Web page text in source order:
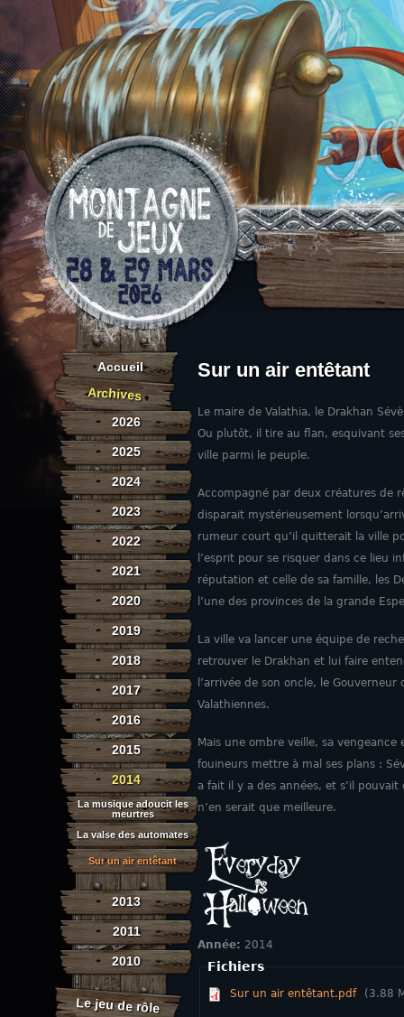
Aller au contenu
Sur un air entêtant
Le maire de Valathia, le Drakhan
Ou plutôt, il tire au flan, esquivant
ville parmi le peuple.
Accompagné par deux créatures de
disparait mystérieusement
rumeur court qu’il quitterait la ville
l’esprit pour se risquer dans ce lieu
réputation et celle de sa famille, les
l’une des provinces de la grande
La ville va lancer une équipe de
retrouver le Drakhan et lui faire
l’arrivée de son oncle, le
Valathiennes.
Mais une ombre veille, sa
fouineurs mettre à mal ses plans :
a fait il y a des années, et s’il
n’en serait que meilleure.
Année: 2014
Fichiers
Sur un air entêtant.pdf (3.88
Accueil
Archives
2026
2025
2024
2023
2022
2021
2020
2019
2018
2017
2016
2015
2014
La musique adoucit les
meurtres
La valse des automates
Sur un air entêtant
2013
2011
2010
Le jeu de rôle